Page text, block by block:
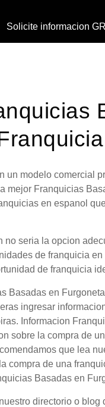
Solicite informacion
un modelo comercial
mejor Franquicias
en espanol
seria la opcion
de franquicia
de franquicia
Basadas en
ingresar
Informacion
sobre la compra de
que lea
compra de una
Basadas en
directorio o blog